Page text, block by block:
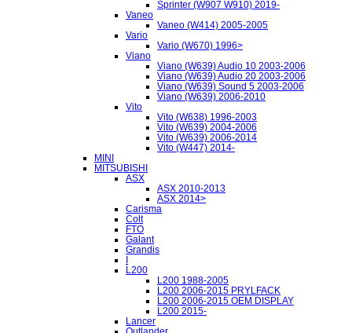
Sprinter (W907 W910) 2019-
Vaneo
Vaneo (W414) 2005-2005
Vario
Vario (W670) 1996>
Viano
Viano (W639) Audio 10 2003-2006
Viano (W639) Audio 20 2003-2006
Viano (W639) Sound 5 2003-2006
Viano (W639) 2006-2010
Vito
Vito (W638) 1996-2003
Vito (W639) 2004-2006
Vito (W639) 2006-2014
Vito (W447) 2014-
MINI
MITSUBISHI
ASX
ASX 2010-2013
ASX 2014>
Carisma
Colt
FTO
Galant
Grandis
I
L200
L200 1988-2005
L200 2006-2015 PRYLFACK
L200 2006-2015 OEM DISPLAY
L200 2015-
Lancer
Outlander